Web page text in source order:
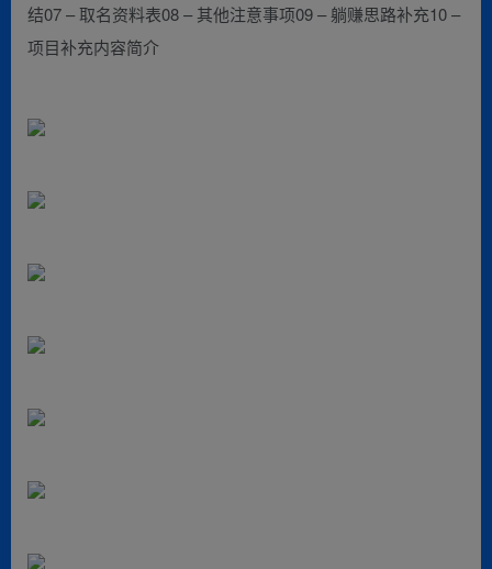
结07 – 取名资料表08 – 其他注意事项09 – 躺赚思路补充10 –
项目补充内容简介